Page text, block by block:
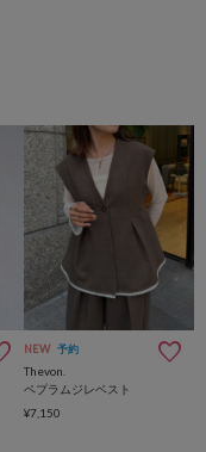
NEW 予約
Thevon.
ペプラムジレベスト
¥7,150